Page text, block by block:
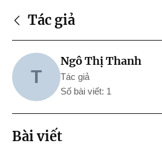
Tác giả
T
Ngô Thị Thanh
Tác giả
Số bài viết: 1
Bài viết